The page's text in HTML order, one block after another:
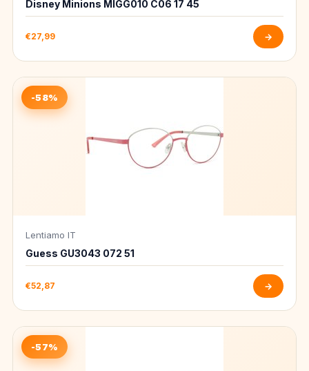
Disney Minions MIGG010 C06 17 45
€27,99 →
-58%
Lentiamo IT
Guess GU3043 072 51
€52,87 →
-57%